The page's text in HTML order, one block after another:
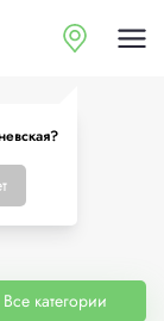
в
Все категории